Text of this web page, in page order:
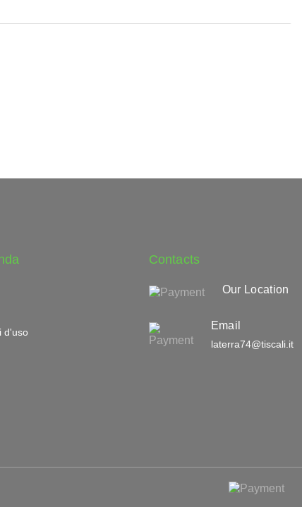
d'uso
Contacts
Our Location
Email
laterra74@tiscali.it